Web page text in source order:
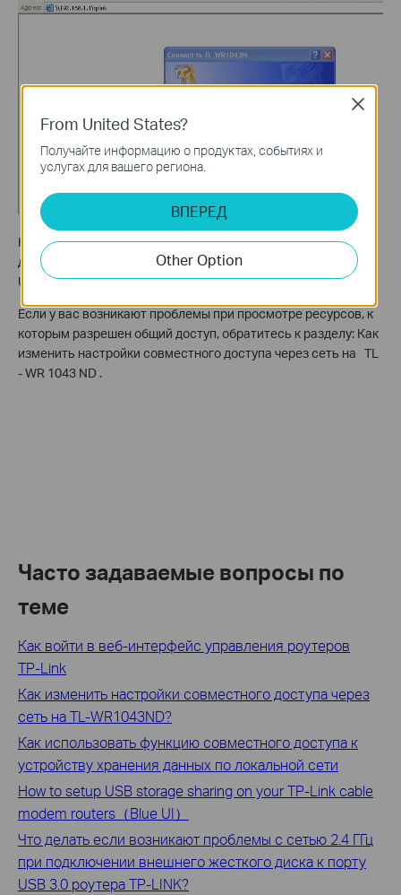
НажмитеОК, вы увидите файлы, которым разрешен общий
доступ, размещенные на устройстве, подключенном через
USB .
Если у вас возникают проблемы при просмотре ресурсов, к
которым разрешен общий доступ, обратитесь к разделу: Как
изменить настройки совместного доступа через сеть на TL
- WR 1043 ND .
Часто задаваемые вопросы по
теме
Как войти в веб-интерфейс управления роутеров
TP‑Link
Как изменить настройки совместного доступа через
сеть на TL-WR1043ND?
Как использовать функцию совместного доступа к
устройству хранения данных по локальной сети
How to setup USB storage sharing on your TP-Link cable
modem routers（Blue UI）
Что делать если возникают проблемы с сетью 2.4 ГГц
при подключении внешнего жесткого диска к порту
USB 3.0 роутера TP-LINK?
From United States?
Получайте информацию о продуктах, событиях и
услугах для вашего региона.
ВПЕРЕД
Other Option
Close